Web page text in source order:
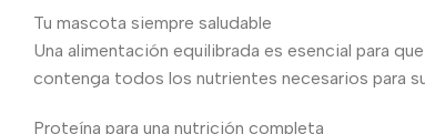
Tu mascota siempre saludable
Una alimentación equilibrada es esencial para
contenga todos los nutrientes necesarios para
Proteína para una nutrición completa